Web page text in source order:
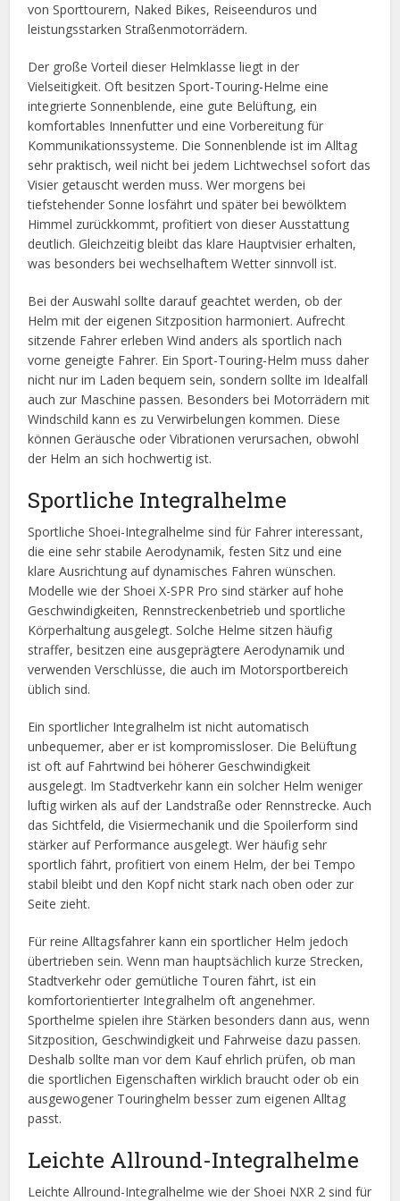
von Sporttourern, Naked Bikes, Reiseenduros und
leistungsstarken Straßenmotorrädern.
Der große Vorteil dieser Helmklasse liegt in der
Vielseitigkeit. Oft besitzen Sport-Touring-Helme eine
integrierte Sonnenblende, eine gute Belüftung, ein
komfortables Innenfutter und eine Vorbereitung für
Kommunikationssysteme. Die Sonnenblende ist im Alltag
sehr praktisch, weil nicht bei jedem Lichtwechsel sofort das
Visier getauscht werden muss. Wer morgens bei
tiefstehender Sonne losfährt und später bei bewölktem
Himmel zurückkommt, profitiert von dieser Ausstattung
deutlich. Gleichzeitig bleibt das klare Hauptvisier erhalten,
was besonders bei wechselhaftem Wetter sinnvoll ist.
Bei der Auswahl sollte darauf geachtet werden, ob der
Helm mit der eigenen Sitzposition harmoniert. Aufrecht
sitzende Fahrer erleben Wind anders als sportlich nach
vorne geneigte Fahrer. Ein Sport-Touring-Helm muss daher
nicht nur im Laden bequem sein, sondern sollte im Idealfall
auch zur Maschine passen. Besonders bei Motorrädern mit
Windschild kann es zu Verwirbelungen kommen. Diese
können Geräusche oder Vibrationen verursachen, obwohl
der Helm an sich hochwertig ist.
Sportliche Integralhelme
Sportliche Shoei-Integralhelme sind für Fahrer interessant,
die eine sehr stabile Aerodynamik, festen Sitz und eine
klare Ausrichtung auf dynamisches Fahren wünschen.
Modelle wie der Shoei X-SPR Pro sind stärker auf hohe
Geschwindigkeiten, Rennstreckenbetrieb und sportliche
Körperhaltung ausgelegt. Solche Helme sitzen häufig
straffer, besitzen eine ausgeprägtere Aerodynamik und
verwenden Verschlüsse, die auch im Motorsportbereich
üblich sind.
Ein sportlicher Integralhelm ist nicht automatisch
unbequemer, aber er ist kompromissloser. Die Belüftung
ist oft auf Fahrtwind bei höherer Geschwindigkeit
ausgelegt. Im Stadtverkehr kann ein solcher Helm weniger
luftig wirken als auf der Landstraße oder Rennstrecke. Auch
das Sichtfeld, die Visiermechanik und die Spoilerform sind
stärker auf Performance ausgelegt. Wer häufig sehr
sportlich fährt, profitiert von einem Helm, der bei Tempo
stabil bleibt und den Kopf nicht stark nach oben oder zur
Seite zieht.
Für reine Alltagsfahrer kann ein sportlicher Helm jedoch
übertrieben sein. Wenn man hauptsächlich kurze Strecken,
Stadtverkehr oder gemütliche Touren fährt, ist ein
komfortorientierter Integralhelm oft angenehmer.
Sporthelme spielen ihre Stärken besonders dann aus, wenn
Sitzposition, Geschwindigkeit und Fahrweise dazu passen.
Deshalb sollte man vor dem Kauf ehrlich prüfen, ob man
die sportlichen Eigenschaften wirklich braucht oder ob ein
ausgewogener Touringhelm besser zum eigenen Alltag
passt.
Leichte Allround-Integralhelme
Leichte Allround-Integralhelme wie der Shoei NXR 2 sind für